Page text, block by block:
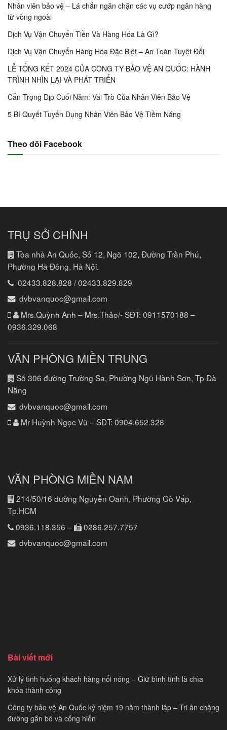
Nhân viên bảo vệ – Lá chắn ngăn chặn các vụ cướp ngân hàng
từ vòng ngoài
Dịch Vụ Vận Chuyển Tiền Và Hàng Hóa Là Gì?
Dịch Vụ Vận Chuyển Hàng Hóa Đặc Biệt – An Toàn Tuyệt Đối
LỄ TỔNG KẾT 2024 CỦA CÔNG TY BẢO VỆ AN QUỐC: HÀNH
TRÌNH NHÌN LẠI VÀ PHÁT TRIỂN
Cẩn Trọng Dịp Cuối Năm: Vai Trò Của Nhân Viên Bảo Vệ
5 Bí Quyết Tuyển Dụng Nhân Viên Bảo Vệ Tiềm Năng
Theo dõi Facebook
TRỤ SỞ CHÍNH
Tòa nhà An Quốc, Số 12, Ngõ 102, Đường Trần Phú,
Phường Hà Đông, Hà Nội.
02433.828.828 / 02433.829.829
dvbvanquoc@gmail.com
Mrs.Quỳnh Anh – Mrs.Thảo/- SĐT: 0911570188 –
0936.329.068
VĂN PHÒNG MIỀN TRUNG
Số 306 đường Trường Sa, Phường Ngũ Hành Sơn, Tp Đà
Nẵng
dvbvanquoc@gmail.com
Mr Huỳnh Ngọc Vũ – SĐT: 0904.652.328
VĂN PHÒNG MIỀN NAM
214/50/16 đường Nguyễn Oanh, Phường Gò Vấp,
Tp.HCM
0936.118.356 –
0286.257.7757
dvbvanquoc@gmail.com
Bài viết mới
Xử lý tình huống khách hàng nổi nóng – Giữ bình tĩnh là chìa
khóa thành công
Công ty bảo vệ An Quốc kỷ niệm 19 năm thành lập – Tri ân chặng
đường gắn bó và cống hiến